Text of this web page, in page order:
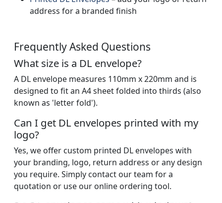
address for a branded finish
Frequently Asked Questions
What size is a DL envelope?
A DL envelope measures 110mm x 220mm and is
designed to fit an A4 sheet folded into thirds (also
known as 'letter fold').
Can I get DL envelopes printed with my
logo?
Yes, we offer custom printed DL envelopes with
your branding, logo, return address or any design
you require. Simply contact our team for a
quotation or use our online ordering tool.